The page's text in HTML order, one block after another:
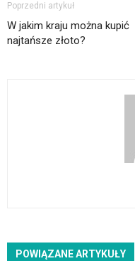
Poprzedni artykuł
W jakim kraju można kupić
najtańsze złoto?
POWIĄZANE ARTYKUŁY